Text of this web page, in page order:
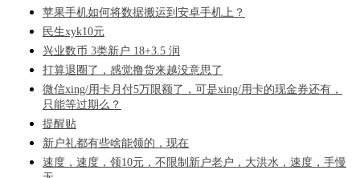
苹果手机如何将数据搬运到安卓手机上？
民生xyk10元
兴业数币 3类新户 18+3.5 润
打算退圈了，感觉撸货来越没意思了
微信xing/用卡月付5万限额了，可是xing/用卡的现金券还有，
只能等过期么？
提醒贴
新户礼都有些啥能领的，现在
速度，速度，领10元，不限制新户老户，大洪水，速度，手慢